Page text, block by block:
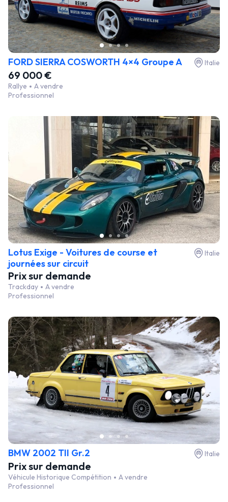
FORD SIERRA COSWORTH 4×4 Groupe A Italie
69 000 €
Rallye
A vendre
Professionnel
Lotus Exige - Voitures de course et
journées sur circuit
Italie
Prix sur demande
Trackday
A vendre
Professionnel
BMW 2002 TII Gr.2 Italie
Prix sur demande
Véhicule Historique Compétition
A vendre
Professionnel